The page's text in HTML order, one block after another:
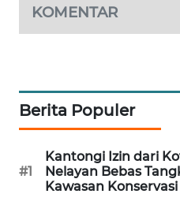
KOMENTAR
Berita Populer
#1
Kantongi Izin dari
Nelayan Bebas
Kawasan
METRO
NEWS
KRT
NEWS